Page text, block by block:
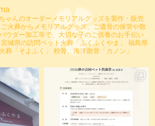
ゃんのオーダーメモリアルグッズを製作・販売
ご火葬からメモリアルグッズ、ご遺骨の保管や散
ウダー加工等で、大切な子のご供養のお手伝い
宮城県の訪問ペット火葬「ふくふくやま」
福島県
葬「そよふく」
粉骨、海洋散骨「カノン」